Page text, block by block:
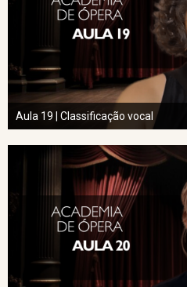
Aula 19 | Classificação vocal